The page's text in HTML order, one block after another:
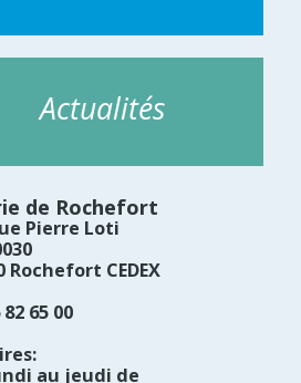
Actualités
de Rochefort
Pierre Loti
Rochefort CEDEX
82 65 00
au jeudi de